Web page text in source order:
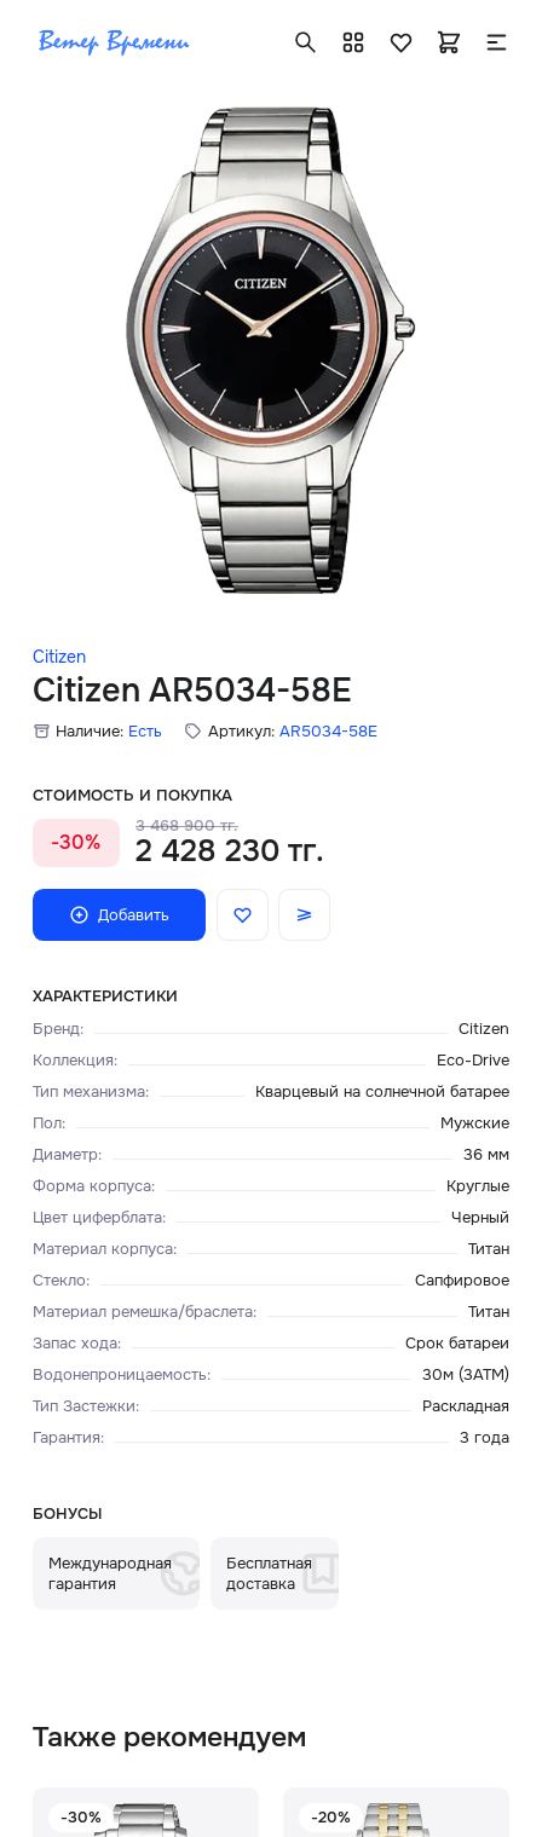
Citizen
Citizen AR5034-58E
Наличие: Есть Артикул: AR5034-58E
СТОИМОСТЬ И ПОКУПКА
-30%
3 468 900 тг.
2 428 230 тг.
Добавить
ХАРАКТЕРИСТИКИ
Бренд:
Citizen
Коллекция:
Eco-Drive
Тип механизма:
Кварцевый на солнечной батарее
Пол:
Мужские
Диаметр:
36 мм
Форма корпуса:
Круглые
Цвет циферблата:
Черный
Материал корпуса:
Титан
Стекло:
Сапфировое
Материал ремешка/браслета:
Титан
Запас хода:
Срок батареи
Водонепроницаемость:
30м (3ATM)
Тип Застежки:
Раскладная
Гарантия: 3 года
БОНУСЫ
Международная
гарантия
Бесплатная
доставка
Также рекомендуем
-30% -20%
+7 ( 705 ) 181-42-50
info@vetervremeni.kz
Авторизация
Каталог
Мужские часы
Женские часы
Скидки
Главная
О нас
Доставка и оплата
Блог